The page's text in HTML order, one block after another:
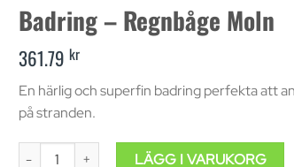
Badring – Regnbåge Moln
361.79 kr
En härlig och superfin badring perfekta att
på stranden.
Badring - Regnbåge Moln mängd
LÄGG I VARUKORG